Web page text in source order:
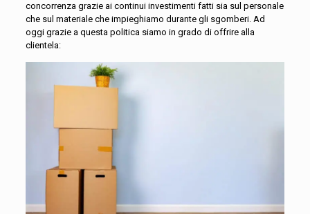
concorrenza grazie ai continui investimenti fatti sia sul personale
che sul materiale che impieghiamo durante gli sgomberi. Ad
oggi grazie a questa politica siamo in grado di offrire alla
clientela: